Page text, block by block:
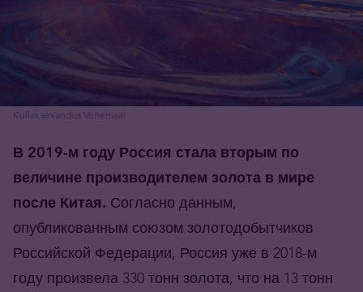
Kullakaevandus Venemaal
В 2019-м году Россия стала вторым по
величине производителем золота в мире
после Китая. Согласно данным,
опубликованным союзом золотодобытчиков
Российской Федерации, Россия уже в 2018-м
году произвела 330 тонн золота, что на 13 тонн